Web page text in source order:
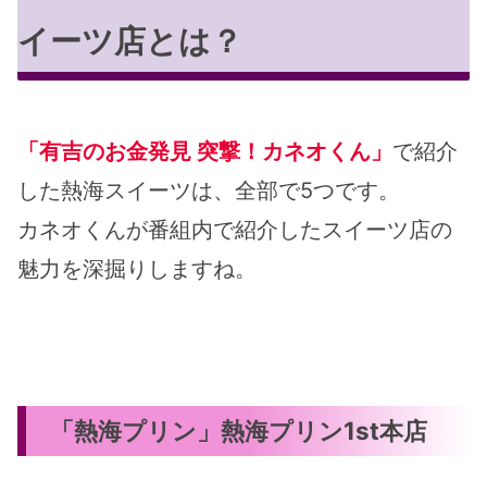
イーツ店とは？
「有吉のお金発見 突撃！カネオくん」 で紹介
した熱海スイーツは、全部で5つです。
カネオくんが番組内で紹介したスイーツ店の
魅力を深掘りしますね。
「熱海プリン」熱海プリン1st本店